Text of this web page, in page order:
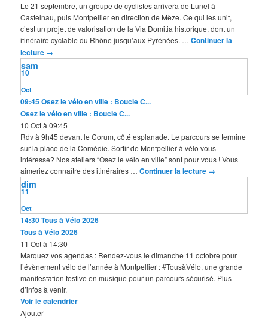
Le 21 septembre, un groupe de cyclistes arrivera de Lunel à
Castelnau, puis Montpellier en direction de Mèze. Ce qui les unit,
c’est un projet de valorisation de la Via Domitia historique, dont un
itinéraire cyclable du Rhône jusqu’aux Pyrénées. …Continuer la
lecture →
Oct
10
sam
09:45Osez le vélo en ville : Boucle C...
Osez le vélo en ville : Boucle C...
10 Oct à 09:45
Rdv à 9h45 devant le Corum, côté esplanade. Le parcours se termine
sur la place de la Comédie. Sortir de Montpellier à vélo vous
intéresse? Nos ateliers “Osez le vélo en ville” sont pour vous ! Vous
aimeriez connaître des itinéraires …Continuer la lecture →
Oct
11
dim
14:30Tous à Vélo 2026
Tous à Vélo 2026
11 Oct à 14:30
Marquez vos agendas : Rendez-vous le dimanche 11 octobre pour
l’évènement vélo de l’année à Montpellier : #TousàVélo, une grande
manifestation festive en musique pour un parcours sécurisé. Plus
d’infos à venir.
Voir le calendrier
Ajouter